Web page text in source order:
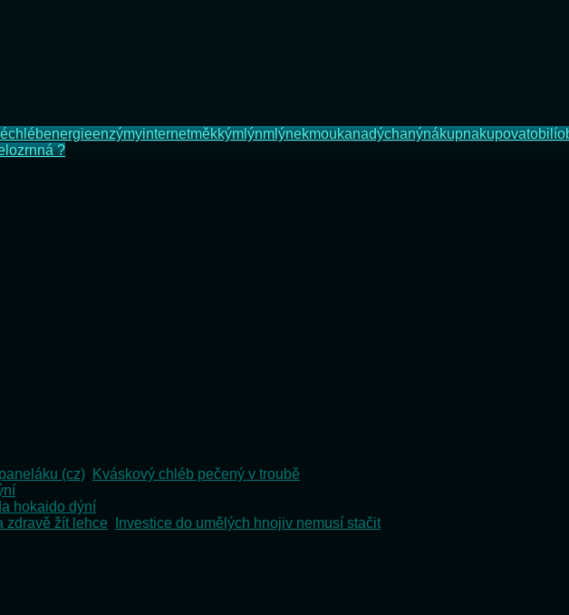
chlébenergieenzýmyinternetměkkýmlýnmlýnekmoukanadýchanýnákupnakupovatobilí
?
(cz)
Kváskový chléb pečený v troubě
hokaido dýní
zdravě žít lehce
Investice do umělých hnojiv nemusí stačit